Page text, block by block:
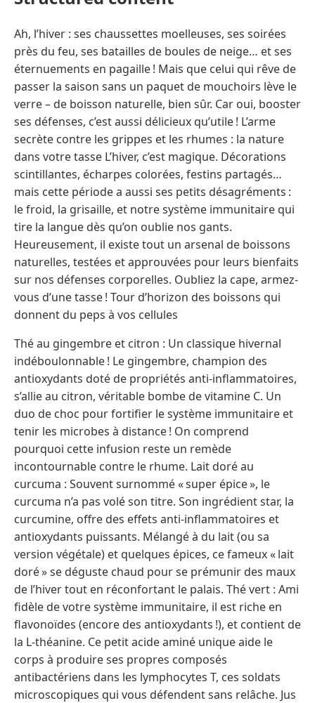
Ah, l’hiver : ses chaussettes moelleuses, ses soirées
près du feu, ses batailles de boules de neige… et ses
éternuements en pagaille ! Mais que celui qui rêve de
passer la saison sans un paquet de mouchoirs lève le
verre – de boisson naturelle, bien sûr. Car oui, booster
ses défenses, c’est aussi délicieux qu’utile ! L’arme
secrète contre les grippes et les rhumes : la nature
dans votre tasse L’hiver, c’est magique. Décorations
scintillantes, écharpes colorées, festins partagés…
mais cette période a aussi ses petits désagréments :
le froid, la grisaille, et notre système immunitaire qui
tire la langue dès qu’on oublie nos gants.
Heureusement, il existe tout un arsenal de boissons
naturelles, testées et approuvées pour leurs bienfaits
sur nos défenses corporelles. Oubliez la cape, armez-
vous d’une tasse ! Tour d’horizon des boissons qui
donnent du peps à vos cellules
Thé au gingembre et citron : Un classique hivernal
indéboulonnable ! Le gingembre, champion des
antioxydants doté de propriétés anti-inflammatoires,
s’allie au citron, véritable bombe de vitamine C. Un
duo de choc pour fortifier le système immunitaire et
tenir les microbes à distance ! On comprend
pourquoi cette infusion reste un remède
incontournable contre le rhume. Lait doré au
curcuma : Souvent surnommé « super épice », le
curcuma n’a pas volé son titre. Son ingrédient star, la
curcumine, offre des effets anti-inflammatoires et
antioxydants puissants. Mélangé à du lait (ou sa
version végétale) et quelques épices, ce fameux « lait
doré » se déguste chaud pour se prémunir des maux
de l’hiver tout en réconfortant le palais. Thé vert : Ami
fidèle de votre système immunitaire, il est riche en
flavonoïdes (encore des antioxydants !), et contient de
la L-théanine. Ce petit acide aminé unique aide le
corps à produire ses propres composés
antibactériens dans les lymphocytes T, ces soldats
microscopiques qui vous défendent sans relâche. Jus